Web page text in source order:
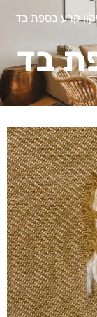
קרע בספת בד
בד